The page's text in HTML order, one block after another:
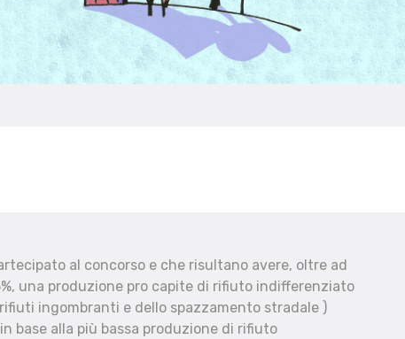
al concorso e che risultano avere, oltre ad
una produzione pro capite di rifiuto indifferenziato
ingombranti e dello spazzamento stradale )
base alla più bassa produzione di rifiuto